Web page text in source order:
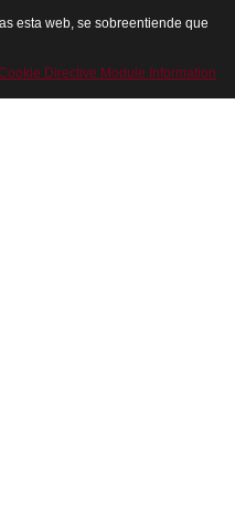
esta web, se sobreentiende que